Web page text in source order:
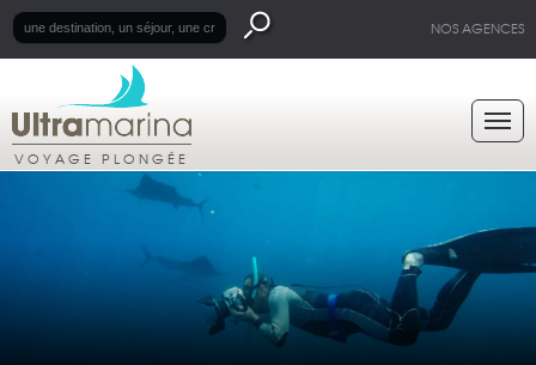
NOS AGENCES
VOYAGE PLONGÉE